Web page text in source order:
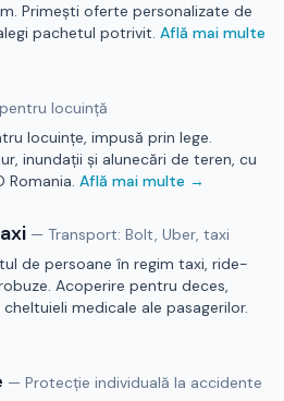
Primești oferte personalizate de
pachetul potrivit. Află mai multe
locuință
locuințe, impusă prin lege.
inundații și alunecări de teren, cu
Romania. Află mai multe →
— Transport: Bolt, Uber, taxi
de persoane în regim taxi, ride-
Acoperire pentru deces,
medicale ale pasagerilor.
— Protecție individuală la accidente